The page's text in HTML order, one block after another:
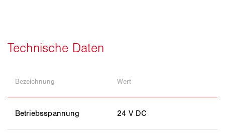
Bezeichnung Wert
Betriebsspannung 24 V DC